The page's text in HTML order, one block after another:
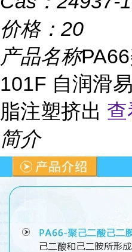
价格： 20
产品名称
101F 自润滑
脂注塑挤出
简介